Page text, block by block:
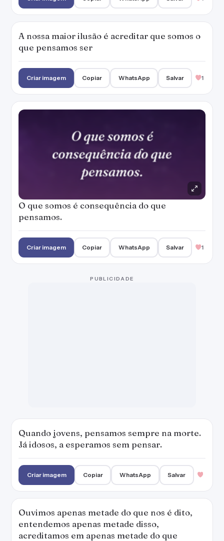
A nossa maior ilusão é acreditar que somos o
que pensamos ser
Criar imagem Copiar WhatsApp Salvar 1
O que somos é consequência do que
pensamos.
Criar imagem Copiar WhatsApp Salvar 1
PUBLICIDADE
Quando jovens, pensamos sempre na morte.
Já idosos, a esperamos sem pensar.
Criar imagem Copiar WhatsApp Salvar
Ouvimos apenas metade do que nos é dito,
entendemos apenas metade disso,
acreditamos em apenas metade do que